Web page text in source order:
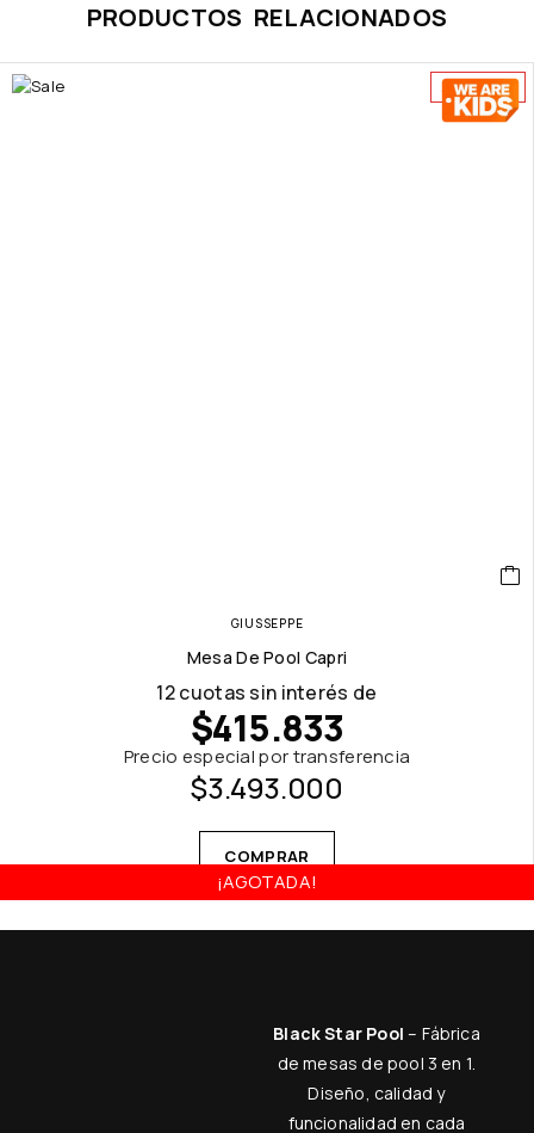
PRODUCTOS RELACIONADOS
AGOTADO
GIUSSEPPE
Mesa De Pool Capri
12 cuotas sin interés de
$415.833
Precio especial por transferencia
$3.493.000
COMPRAR
¡AGOTADA!
Black Star Pool – Fábrica
de mesas de pool 3 en 1.
Diseño, calidad y
funcionalidad en cada